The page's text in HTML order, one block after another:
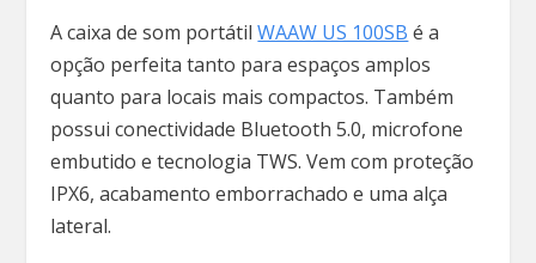
A caixa de som portátilWAAW US 100SB é a
opção perfeita tanto para espaços amplos
quanto para locais mais compactos. Também
possui conectividade Bluetooth 5.0, microfone
embutido e tecnologia TWS. Vem com proteção
IPX6, acabamento emborrachado e uma alça
lateral.